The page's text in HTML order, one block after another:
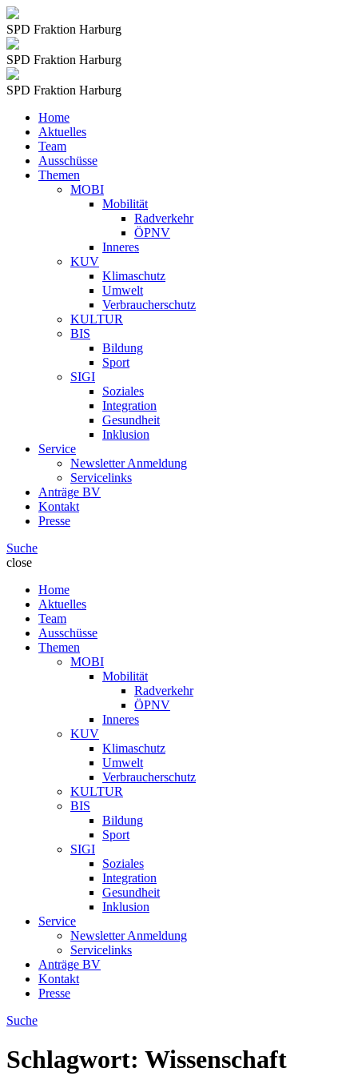
SPD Fraktion Harburg
SPD Fraktion Harburg
SPD Fraktion Harburg
Home
Aktuelles
Team
Ausschüsse
Themen
MOBI
Mobilität
Radverkehr
ÖPNV
Inneres
KUV
Klimaschutz
Umwelt
Verbraucherschutz
KULTUR
BIS
Bildung
Sport
SIGI
Soziales
Integration
Gesundheit
Inklusion
Service
Newsletter Anmeldung
Servicelinks
Anträge BV
Kontakt
Presse
Suche
close
Home
Aktuelles
Team
Ausschüsse
Themen
MOBI
Mobilität
Radverkehr
ÖPNV
Inneres
KUV
Klimaschutz
Umwelt
Verbraucherschutz
KULTUR
BIS
Bildung
Sport
SIGI
Soziales
Integration
Gesundheit
Inklusion
Service
Newsletter Anmeldung
Servicelinks
Anträge BV
Kontakt
Presse
Suche
Schlagwort: Wissenschaft